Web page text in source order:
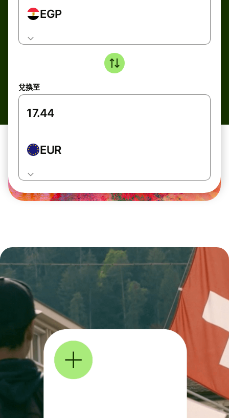
EGP
兌換至
EUR